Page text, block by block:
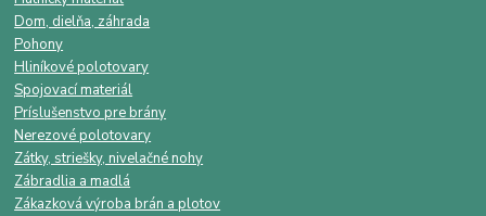
Dom, dielňa, záhrada
Pohony
Hliníkové polotovary
Spojovací materiál
Príslušenstvo pre brány
Nerezové polotovary
Zátky, striešky, nivelačné nohy
Zábradlia a madlá
Zákazková výroba brán a plotov